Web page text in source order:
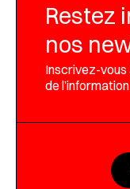
Restez
nos
Inscrivez-
de